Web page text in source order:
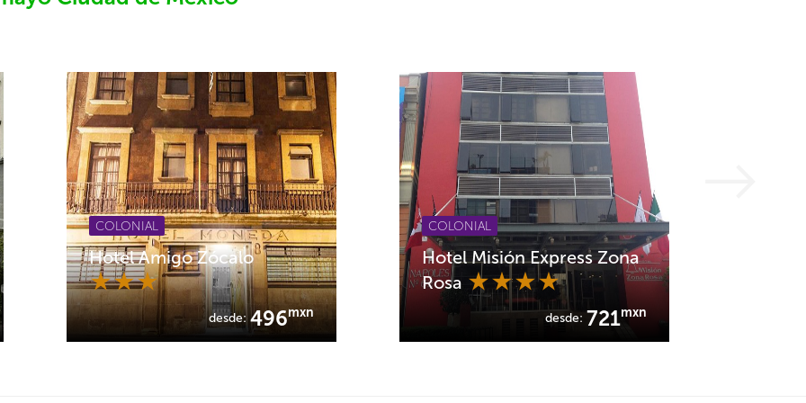
COLONIAL
Hotel Amigo Zócalo
desde:496mxn
COLONIAL
Hotel Misión Express Zona
Rosa
desde: 721mxn